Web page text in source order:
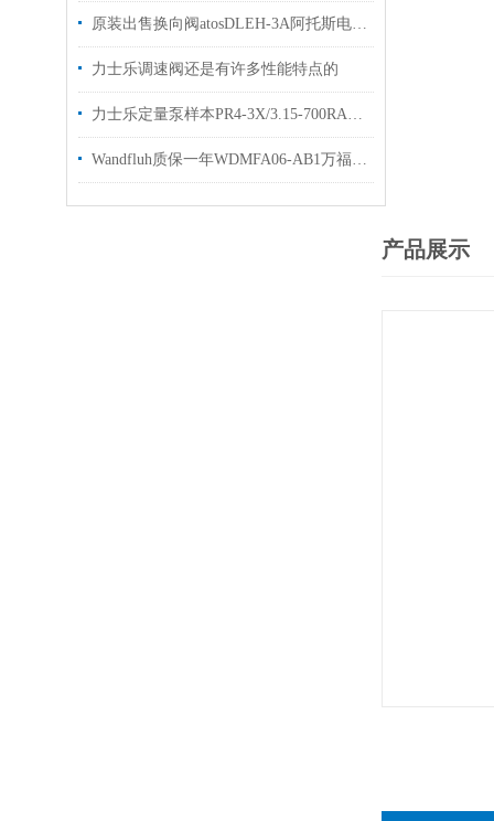
原装出售换向阀atosDLEH-3A阿托斯电磁阀样本
力士乐调速阀还是有许多性能特点的
力士乐定量泵样本PR4-3X/3.15-700RA技术参数优势出售
Wandfluh质保一年WDMFA06-AB1万福乐电磁阀
产品展示